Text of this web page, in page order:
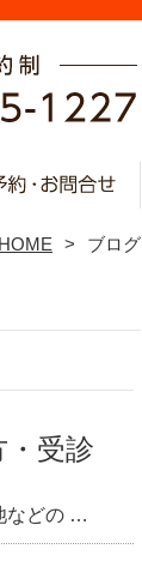
HOME ブログ
受診
などの …